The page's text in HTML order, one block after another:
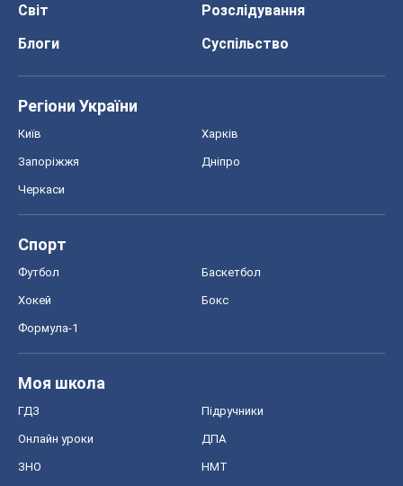
Світ
Розслідування
Блоги
Суспільство
Регіони України
Київ Харків
Запоріжжя Дніпро
Черкаси
Спорт
Футбол Баскетбол
Хокей Бокс
Формула-1
Моя школа
ГДЗ Підручники
Онлайн уроки ДПА
ЗНО НМТ